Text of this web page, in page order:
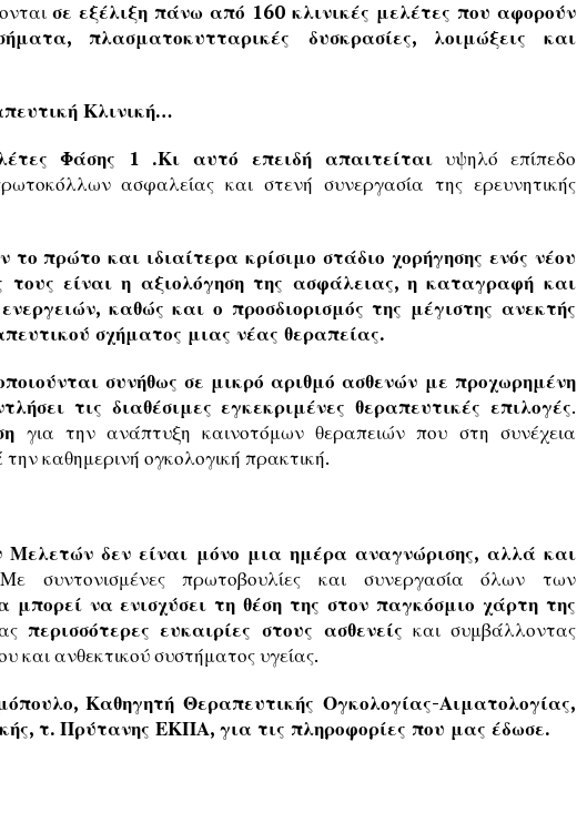
σε εξέλιξη πάνω από 160 κλινικές μελέτες που αφορούν
πλασματοκυτταρικές δυσκρασίες, λοιμώξεις και
Κλινική…
Φάσης 1 .Κι αυτό επειδή απαιτείταιυψηλό επίπεδο
ασφαλείας και στενή συνεργασία της ερευνητικής
πρώτο και ιδιαίτερα κρίσιμο στάδιο χορήγησης ενός νέου
τους είναι η αξιολόγηση της ασφάλειας, η καταγραφή και
καθώς και ο προσδιορισμός της μέγιστης ανεκτής
σχήματος μιας νέας θεραπείας.
συνήθως σε μικρό αριθμό ασθενών με προχωρημένη
τις διαθέσιμες εγκεκριμένες θεραπευτικές επιλογές.
για την ανάπτυξη καινοτόμων θεραπειών που στη συνέχεια
καθημερινή ογκολογική πρακτική.
δεν είναι μόνο μια ημέρα αναγνώρισης, αλλά και
συντονισμένες πρωτοβουλίες και συνεργασία όλων των
μπορεί να ενισχύσει τη θέση της στον παγκόσμιο χάρτη της
περισσότερες ευκαιρίες στους ασθενείς και συμβάλλοντας
και ανθεκτικού συστήματος υγείας.
Καθηγητή Θεραπευτικής Ογκολογίας-Αιματολογίας,
τ. Πρύτανης ΕΚΠΑ, για τις πληροφορίες που μας έδωσε.